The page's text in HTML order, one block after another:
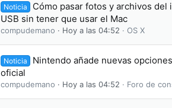
Noticia
Cómo pasar fotos y archivos del
USB sin tener que usar el Mac
compudemano Hoy a las 04:52 OS X
Noticia
Nintendo añade nuevas
oficial
compudemano Hoy a las 04:52 Foro de